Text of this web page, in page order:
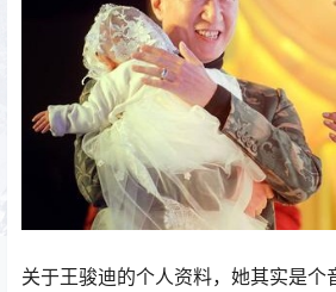
关于王骏迪的个人资料，她其实是个